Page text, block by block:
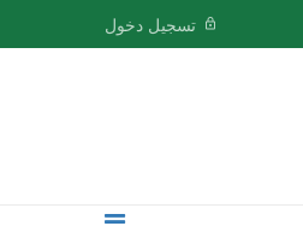
تسجيل دخول